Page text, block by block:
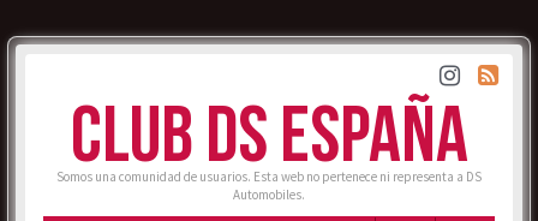
CLUB DS ESPAÑA
Somos una comunidad de usuarios. Esta web no pertenece ni representa a DS
Automobiles.